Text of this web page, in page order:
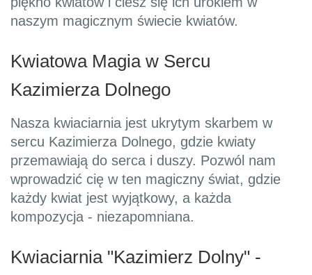
naszym magicznym świecie kwiatów.
Kwiatowa Magia w Sercu
Kazimierza Dolnego
Nasza kwiaciarnia jest ukrytym skarbem w
sercu Kazimierza Dolnego, gdzie kwiaty
przemawiają do serca i duszy. Pozwól nam
wprowadzić cię w ten magiczny świat, gdzie
każdy kwiat jest wyjątkowy, a każda
kompozycja - niezapomniana.
Kwiaciarnia "Kazimierz Dolny" -